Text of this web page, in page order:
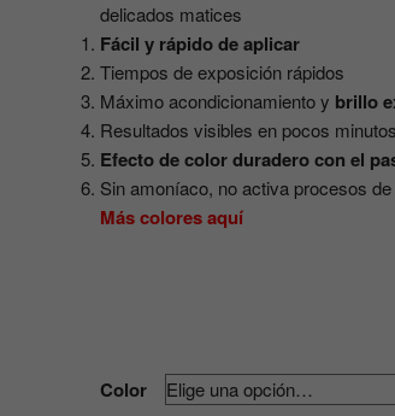
delicados matices
Fácil y rápido de aplicar
Tiempos de exposición rápidos
Máximo acondicionamiento y brillo
Resultados visibles en pocos minutos
Efecto de color duradero con el
Sin amoníaco, no activa procesos
Más colores aquí
Color